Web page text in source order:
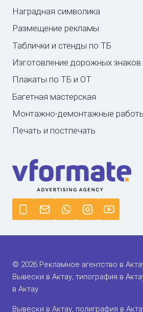
Наградная символика
Размещение рекламы
Таблички и стенды по ТБ
Изготовление дорожных знаков
Плакаты по ТБ и ОТ
Багетная мастерская
Монтажно-демонтажные
Печать и постпечать
© 2026 Рекламное агентство в
Вывески в Актау, типография в
в Актау
Вывески в Актау, полиграфия в